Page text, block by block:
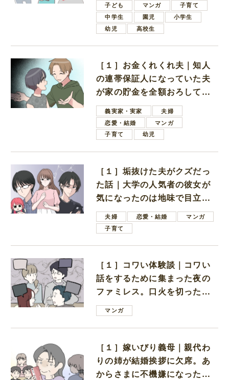
子ども
マンガ
子育て
中学生
園児
小学生
幼児
高校生
［１］お金くれくれ夫｜知人
の連帯保証人になっていた夫
が家の貯金を全額おろしてほ
しいと言ってきた
義実家・実家
夫婦
恋愛・結婚
マンガ
子育て
幼児
［１］垢抜けた夫がクズだっ
た話｜大学の人気者の彼女が
気になったのは地味で目立た
ない男子学生
夫婦 恋愛・結婚
マンガ
子育て
［１］コワい体験談｜コワい
話をするために集まった夜の
ファミレス。口火を切ったの
は電車好きの男の子ママ
マンガ
［１］嫁いびり義母｜親代わ
りの姉が結婚挨拶に欠席。あ
からさまに不機嫌になった義